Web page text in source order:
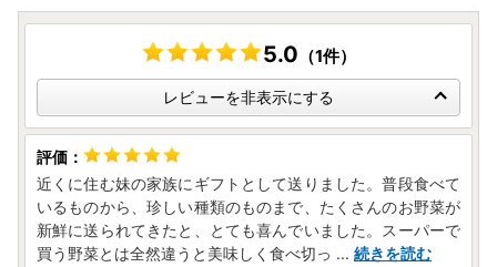
5.0 （1件）
レビューを非表示にする
近くに住む妹の家族にギフトとして送りました。普段食べて
いるものから、珍しい種類のものまで、たくさんのお野菜が
新鮮に送られてきたと、とても喜んでいました。スーパーで
買う野菜とは全然違うと美味しく食べ切っ ... 続きを読む